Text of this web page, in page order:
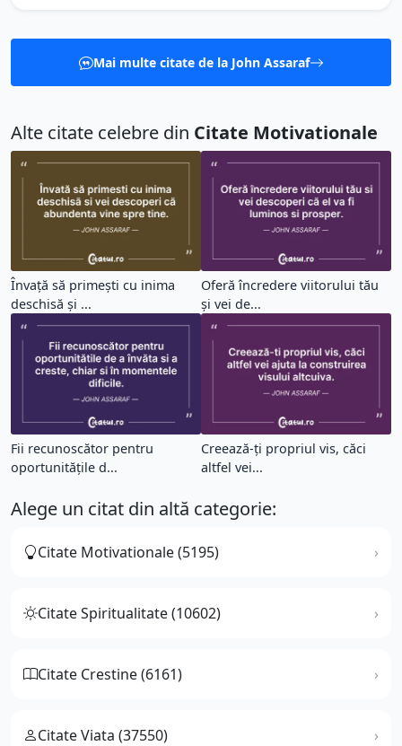
Mai multe citate de la John Assaraf
Alte citate celebre din Citate Motivationale
Învață să primești cu inima
deschisă și ...
Oferă încredere viitorului tău
și vei de...
Fii recunoscător pentru
oportunitățile d...
Creează-ți propriul vis, căci
altfel vei...
Alege un citat din altă categorie:
Citate Motivationale (5195)
Citate Spiritualitate (10602)
Citate Crestine (6161)
Citate Viata (37550)